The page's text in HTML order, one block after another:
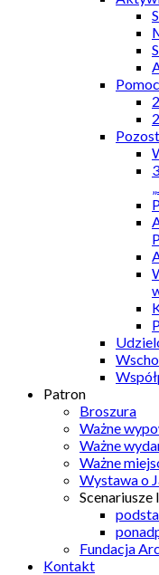
Patron
Broszura
Ważne
Ważne
Ważne
Wystawa o
Scenariusze
Fundacja
Kontakt